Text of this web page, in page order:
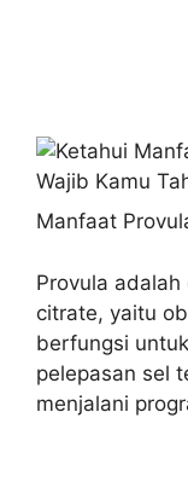
Manfaat
Provula
citrate, yaitu
berfungsi
pelepasan sel
menjalani